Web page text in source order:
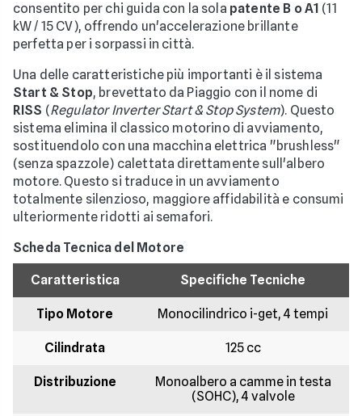
consentito per chi guida con la sola patente B o A1 (11
kW / 15 CV), offrendo un'accelerazione brillante
perfetta per i sorpassi in città.
Una delle caratteristiche più importanti è il sistema
Start & Stop, brevettato da Piaggio con il nome di
RISS (Regulator Inverter Start & Stop System). Questo
sistema elimina il classico motorino di avviamento,
sostituendolo con una macchina elettrica "brushless"
(senza spazzole) calettata direttamente sull'albero
motore. Questo si traduce in un avviamento
totalmente silenzioso, maggiore affidabilità e consumi
ulteriormente ridotti ai semafori.
Scheda Tecnica del Motore
Caratteristica Specifiche Tecniche
Tipo Motore Monocilindrico i-get, 4 tempi
Cilindrata 125 cc
Distribuzione
Monoalbero a camme in testa
(SOHC), 4 valvole